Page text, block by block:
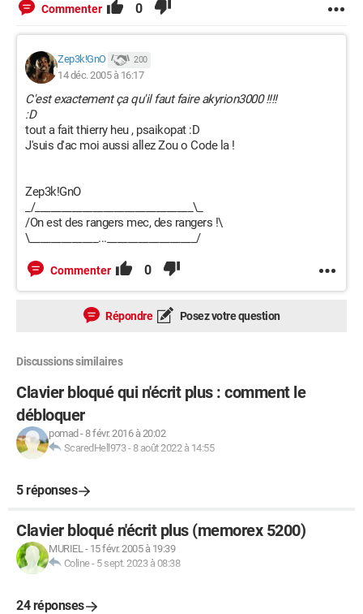
Commenter 0
Zep3k!GnO 200
14 déc. 2005 à 16:17
C'est exactement ça qu'il faut faire akyrion3000 !!!!
:D
tout a fait thierry heu , psaikopat :D
J'suis d'ac moi aussi allez Zou o Code la !
Zep3k!GnO
_/______________________________\_
/On est des rangers mec, des rangers !\
\_____________..._________________/
Commenter 0
Répondre Posez votre question
Discussions similaires
Clavier bloqué qui n'écrit plus : comment le
débloquer
pomad -8 févr. 2016 à 20:02
ScaredHell973- 8 août 2022 à 14:55
5 réponses
Clavier bloqué n'écrit plus (memorex 5200)
MURIEL- 15 févr. 2005 à 19:39
Coline- 5 sept. 2023 à 08:38
24 réponses